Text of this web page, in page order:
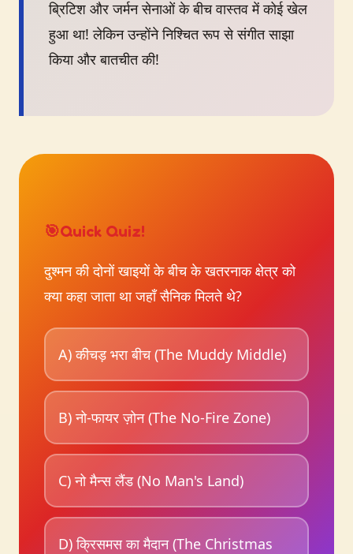
ब्रिटिश और जर्मन सेनाओं के बीच वास्तव में कोई खेल
हुआ था! लेकिन उन्होंने निश्चित रूप से संगीत साझा
किया और बातचीत की!
🎯Quick Quiz!
दुश्मन की दोनों खाइयों के बीच के खतरनाक क्षेत्र को
क्या कहा जाता था जहाँ सैनिक मिलते थे?
A) कीचड़ भरा बीच (The Muddy Middle)
B) नो-फायर ज़ोन (The No-Fire Zone)
C) नो मैन्स लैंड (No Man's Land)
D) क्रिसमस का मैदान (The Christmas